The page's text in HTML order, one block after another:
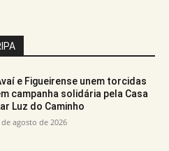
e Figueirense unem torcidas
campanha solidária pela Casa
Luz do Caminho
de agosto de 2026